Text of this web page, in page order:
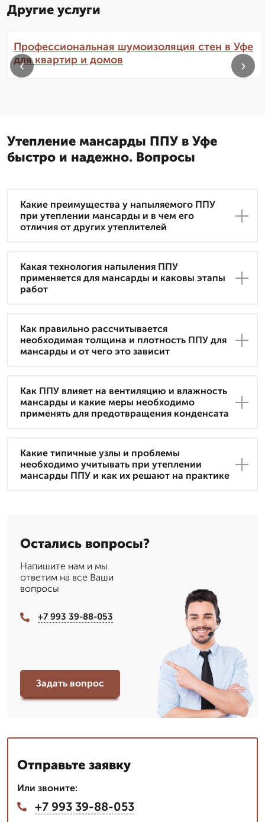
Другие услуги
Профессиональная шумоизоляция стен в Уфе
для квартир и домов
‹ ›
Утепление мансарды ППУ в Уфе
быстро и надежно. Вопросы
Какие преимущества у напыляемого ППУ
при утеплении мансарды и в чем его
отличия от других утеплителей
Какая технология напыления ППУ
применяется для мансарды и каковы этапы
работ
Как правильно рассчитывается
необходимая толщина и плотность ППУ для
мансарды и от чего это зависит
Как ППУ влияет на вентиляцию и влажность
мансарды и какие меры необходимо
применять для предотвращения конденсата
Какие типичные узлы и проблемы
необходимо учитывать при утеплении
мансарды ППУ и как их решают на практике
Остались вопросы?
Напишите нам и мы
ответим на все Ваши
вопросы
+7 993 39-88-053
Задать вопрос
Отправьте заявку
Или звоните:
+7 993 39-88-053